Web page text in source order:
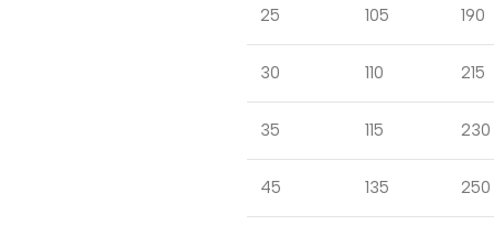
25 105 190
30 110 215
35 115 230
45 135 250